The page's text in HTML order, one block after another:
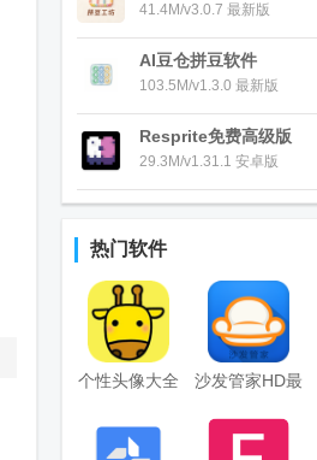
41.4M/v3.0.7 最新版
AI豆仓拼豆软件
103.5M/v1.3.0 最新版
Resprite免费高级版
29.3M/v1.31.1 安卓版
热门软件
个性头像大全
沙发管家HD最
新纯净版